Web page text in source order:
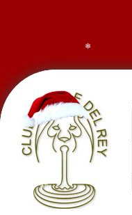
❄
❄